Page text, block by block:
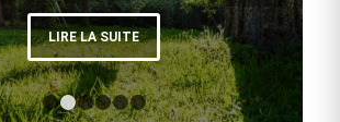
LIRE LA SUITE
1 2 3 4 5 6